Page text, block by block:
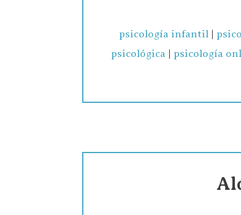
psicología infantil |
psicológica | psicología